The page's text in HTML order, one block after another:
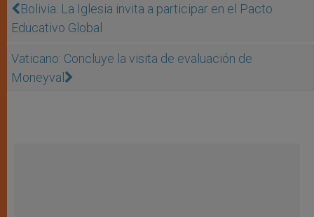
Bolivia: La Iglesia invita a participar en el Pacto
Educativo Global
Vaticano: Concluye la visita de evaluación de
Moneyval